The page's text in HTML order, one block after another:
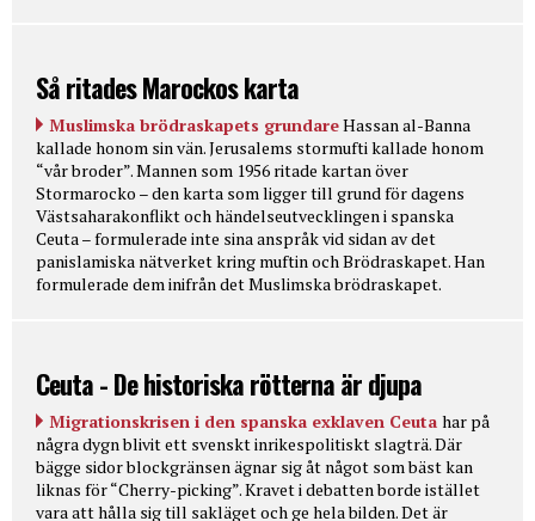
Så ritades Marockos karta
Muslimska brödraskapets grundareHassan al-Banna
kallade honom sin vän. Jerusalems stormufti kallade honom
“vår broder”. Mannen som 1956 ritade kartan över
Stormarocko – den karta som ligger till grund för dagens
Västsaharakonflikt och händelseutvecklingen i spanska
Ceuta – formulerade inte sina anspråk vid sidan av det
panislamiska nätverket kring muftin och Brödraskapet. Han
formulerade dem inifrån det Muslimska brödraskapet.
Ceuta - De historiska rötterna är djupa
Migrationskrisen i den spanska exklaven Ceuta har på
några dygn blivit ett svenskt inrikespolitiskt slagträ. Där
bägge sidor blockgränsen ägnar sig åt något som bäst kan
liknas för “Cherry-picking”. Kravet i debatten borde istället
vara att hålla sig till sakläget och ge hela bilden. Det är